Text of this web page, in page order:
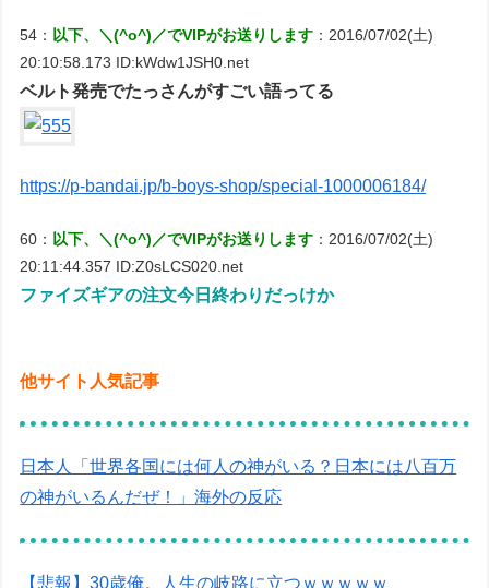
54： 以下、＼(^o^)／でVIPがお送りします ：2016/07/02(土)
20:10:58.173 ID:kWdw1JSH0.net
ベルト発売でたっさんがすごい語ってる
https://p-bandai.jp/b-boys-shop/special-1000006184/
60： 以下、＼(^o^)／でVIPがお送りします ：2016/07/02(土)
20:11:44.357 ID:Z0sLCS020.net
ファイズギアの注文今日終わりだっけか
他サイト人気記事
日本人「世界各国には何人の神がいる？日本には八百万
の神がいるんだぜ！」海外の反応
【悲報】30歳俺。人生の岐路に立つｗｗｗｗｗ